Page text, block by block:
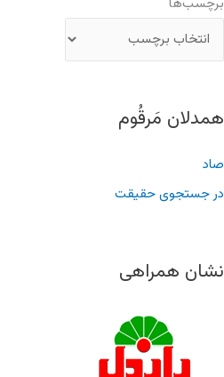
همدلان مَرقُوم
صاد
در جستجوی حقیقت
نشان همراهی